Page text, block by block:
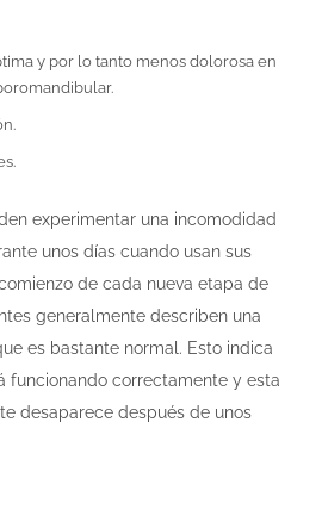
y por lo tanto menos dolorosa en
experimentar una incomodidad
unos días cuando usan sus
de cada nueva etapa de
generalmente describen una
es bastante normal. Esto indica
funcionando correctamente y esta
desaparece después de unos